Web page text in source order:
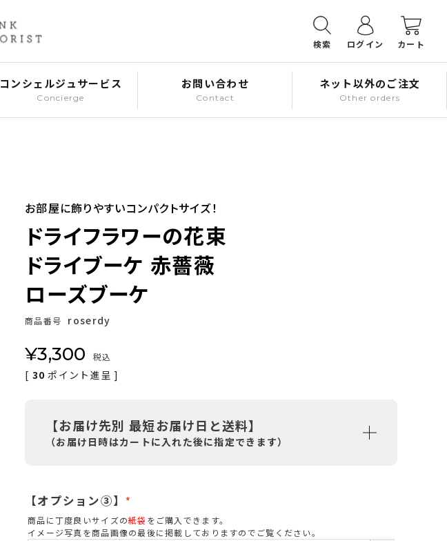
検索 ログイン カート
コンシェルジュサービス
Concierge
お問い合わせ
Contact
ネット以外のご注文
Other orders
お部屋に飾りやすいコンパクトサイズ！
ドライフラワーの花束
ドライブーケ 赤薔薇
ローズブーケ
商品番号 roserdy
¥3,300 税込
[ 30 ポイント進呈 ]
【お届け先別 最短お届け日と送料】
（お届け日時はカートに入れた後に指定できます）
【オプション③】
(
必
商品に丁度良いサイズの紙袋 をご購入できます。
イメージ写真を商品画像の最後に掲載しておりますのでご覧ください。